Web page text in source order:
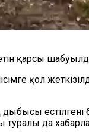
қарсы
қол
естілгені
туралы да